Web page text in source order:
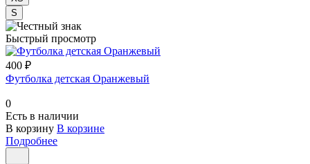
S
Быстрый просмотр
400 ₽
Футболка детская Оранжевый
0
Есть в наличии
В корзину В корзине
Подробнее